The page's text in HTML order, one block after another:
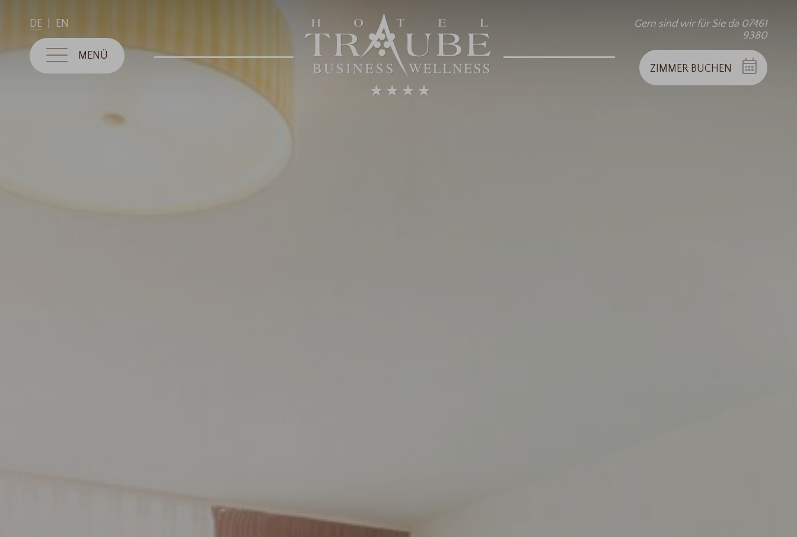
DE EN
MENÜ
Gern sind wir für Sie da 07461
9380
ZIMMER BUCHEN